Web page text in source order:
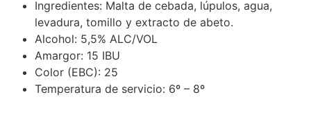
Ingredientes: Malta de cebada, lúpulos, agua,
levadura, tomillo y extracto de abeto.
Alcohol: 5,5% ALC/VOL
Amargor: 15 IBU
Color (EBC): 25
Temperatura de servicio: 6º – 8º